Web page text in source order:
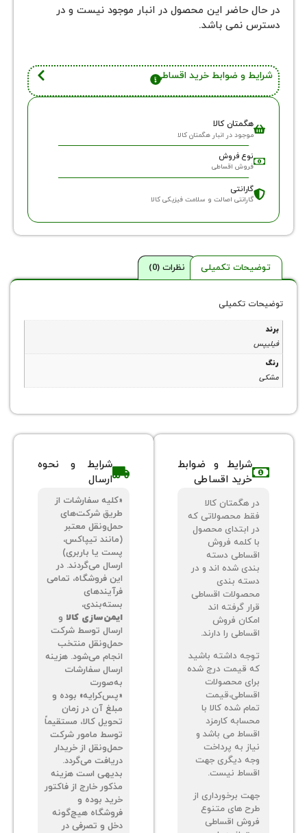
حاضر این محصول در انبار موجود نیست و در
نمی باشد.
و ضوابط خرید اقساطی
در انبار هگمتان کالا
اصالت و سلامت فیزیکی کالا
تکمیلی نظرات (0)
تکمیلی
شرایط و ضوابط
خرید اقساطی
محصولاتی که
ابتدای محصول
شده اند و در
اقساطی
را دارند.
داشته باشید
قیمت درج شده
شده کالا با
می باشد و
به پرداخت
دیگری جهت
برخورداری از
های متنوع
شرایط و نحوه
«کلیه سفارشات از
طریق شرکت‌های
حمل‌ونقل معتبر
(مانند تیپاکس،
پست یا باربری)
ارسال می‌گردند. در
این فروشگاه، تمامی
ایمن‌سازی کالاو
ارسال توسط شرکت
حمل‌ونقل منتخب
انجام می‌شود. هزینه
ارسال سفارشات
«پس‌کرایه» بوده و
مبلغ آن در زمان
تحویل کالا، مستقیماً
توسط مامور شرکت
حمل‌ونقل از خریدار
دریافت می‌گردد.
بدیهی است هزینه
مذکور خارج از فاکتور
فروشگاه هیچ‌گونه
دخل و تصرفی در